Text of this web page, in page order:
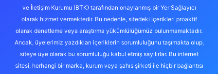
ve İletişim Kurumu (BTK) tarafından onaylanmış bir Yer Sağlayıcı
olarak hizmet vermektedir. Bu nedenle, sitedeki içerikleri proaktif
olarak denetleme veya araştırma yükümlülüğümüz bulunmamaktadır.
Ancak, üyelerimiz yazdıkları içeriklerin sorumluluğunu taşımakta olup,
siteye üye olarak bu sorumluluğu kabul etmiş sayılırlar. Bu internet
sitesi, herhangi bir marka, kurum veya şahıs şirketi ile hiçbir bağlantısı